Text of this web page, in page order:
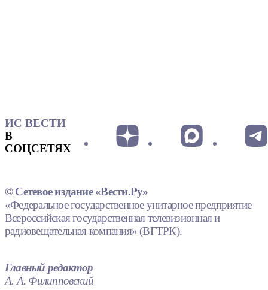
ИС ВЕСТИ
В
СОЦСЕТЯХ
© Сетевое издание «Вести.Ру»
«Федеральное государственное унитарное предприятие
Всероссийская государственная телевизионная и
радиовещательная компания» (ВГТРК).
Главный редактор
А. А. Филипповский